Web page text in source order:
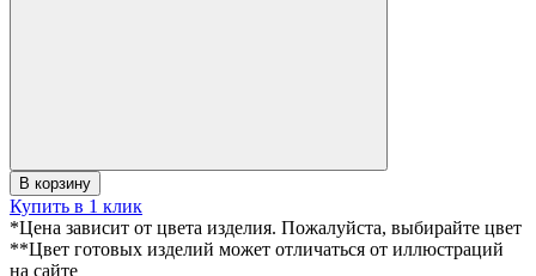
В корзину
Купить в 1 клик
*Цена зависит от цвета изделия. Пожалуйста, выбирайте цвет
**Цвет готовых изделий может отличаться от иллюстраций
на сайте